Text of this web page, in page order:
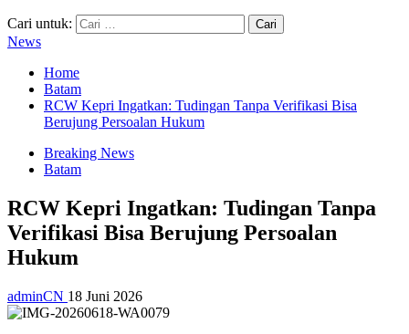
Cari untuk:
News
Home
Batam
RCW Kepri Ingatkan: Tudingan Tanpa Verifikasi Bisa
Berujung Persoalan Hukum
Breaking News
Batam
RCW Kepri Ingatkan: Tudingan Tanpa
Verifikasi Bisa Berujung Persoalan
Hukum
adminCN 18 Juni 2026